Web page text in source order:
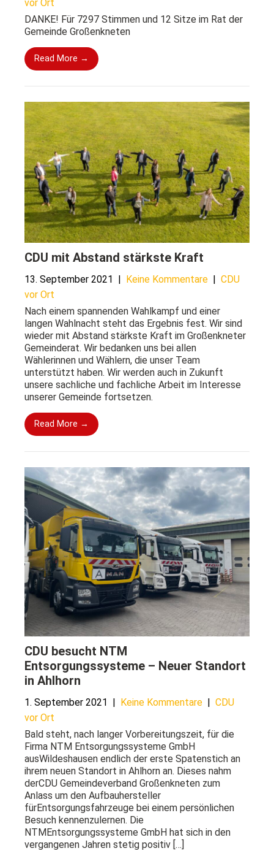
vor Ort
DANKE! Für 7297 Stimmen und 12 Sitze im Rat der
Gemeinde Großenkneten
Read More →
CDU mit Abstand stärkste Kraft
13. September 2021 | Keine Kommentare | CDU
vor Ort
Nach einem spannenden Wahlkampf und einer
langen Wahlnacht steht das Ergebnis fest. Wir sind
wieder mit Abstand stärkste Kraft im Großenkneter
Gemeinderat. Wir bedanken uns bei allen
Wählerinnen und Wählern, die unser Team
unterstützt haben. Wir werden auch in Zukunft
unsere sachliche und fachliche Arbeit im Interesse
unserer Gemeinde fortsetzen.
Read More →
CDU besucht NTM
Entsorgungssysteme – Neuer Standort
in Ahlhorn
1. September 2021 | Keine Kommentare | CDU
vor Ort
Bald steht, nach langer Vorbereitungszeit, für die
Firma NTM Entsorgungssysteme GmbH
ausWildeshausen endlich der erste Spatenstich an
ihrem neuen Standort in Ahlhorn an. Dieses nahm
derCDU Gemeindeverband Großenkneten zum
Anlass um den Aufbauhersteller
fürEntsorgungsfahrzeuge bei einem persönlichen
Besuch kennenzulernen. Die
NTMEntsorgungssysteme GmbH hat sich in den
vergangenen Jahren stetig positiv […]